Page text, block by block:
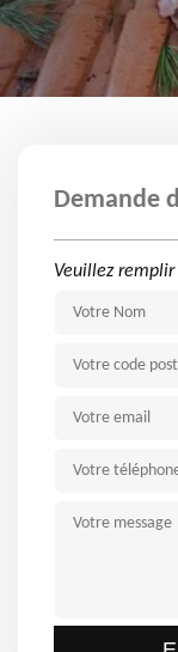
Demande
Veuillez